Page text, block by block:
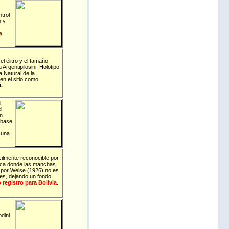
y
élitro y el tamaño
Holotipo
Natural de la
el sitio como
reconocible por
donde las manchas
Weise (1926) no es
dejando un fondo
registro para Bolivia